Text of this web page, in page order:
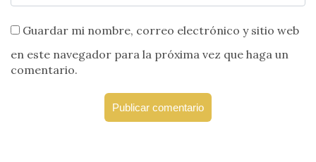
Guardar mi nombre, correo electrónico y sitio web
en este navegador para la próxima vez que haga un
comentario.